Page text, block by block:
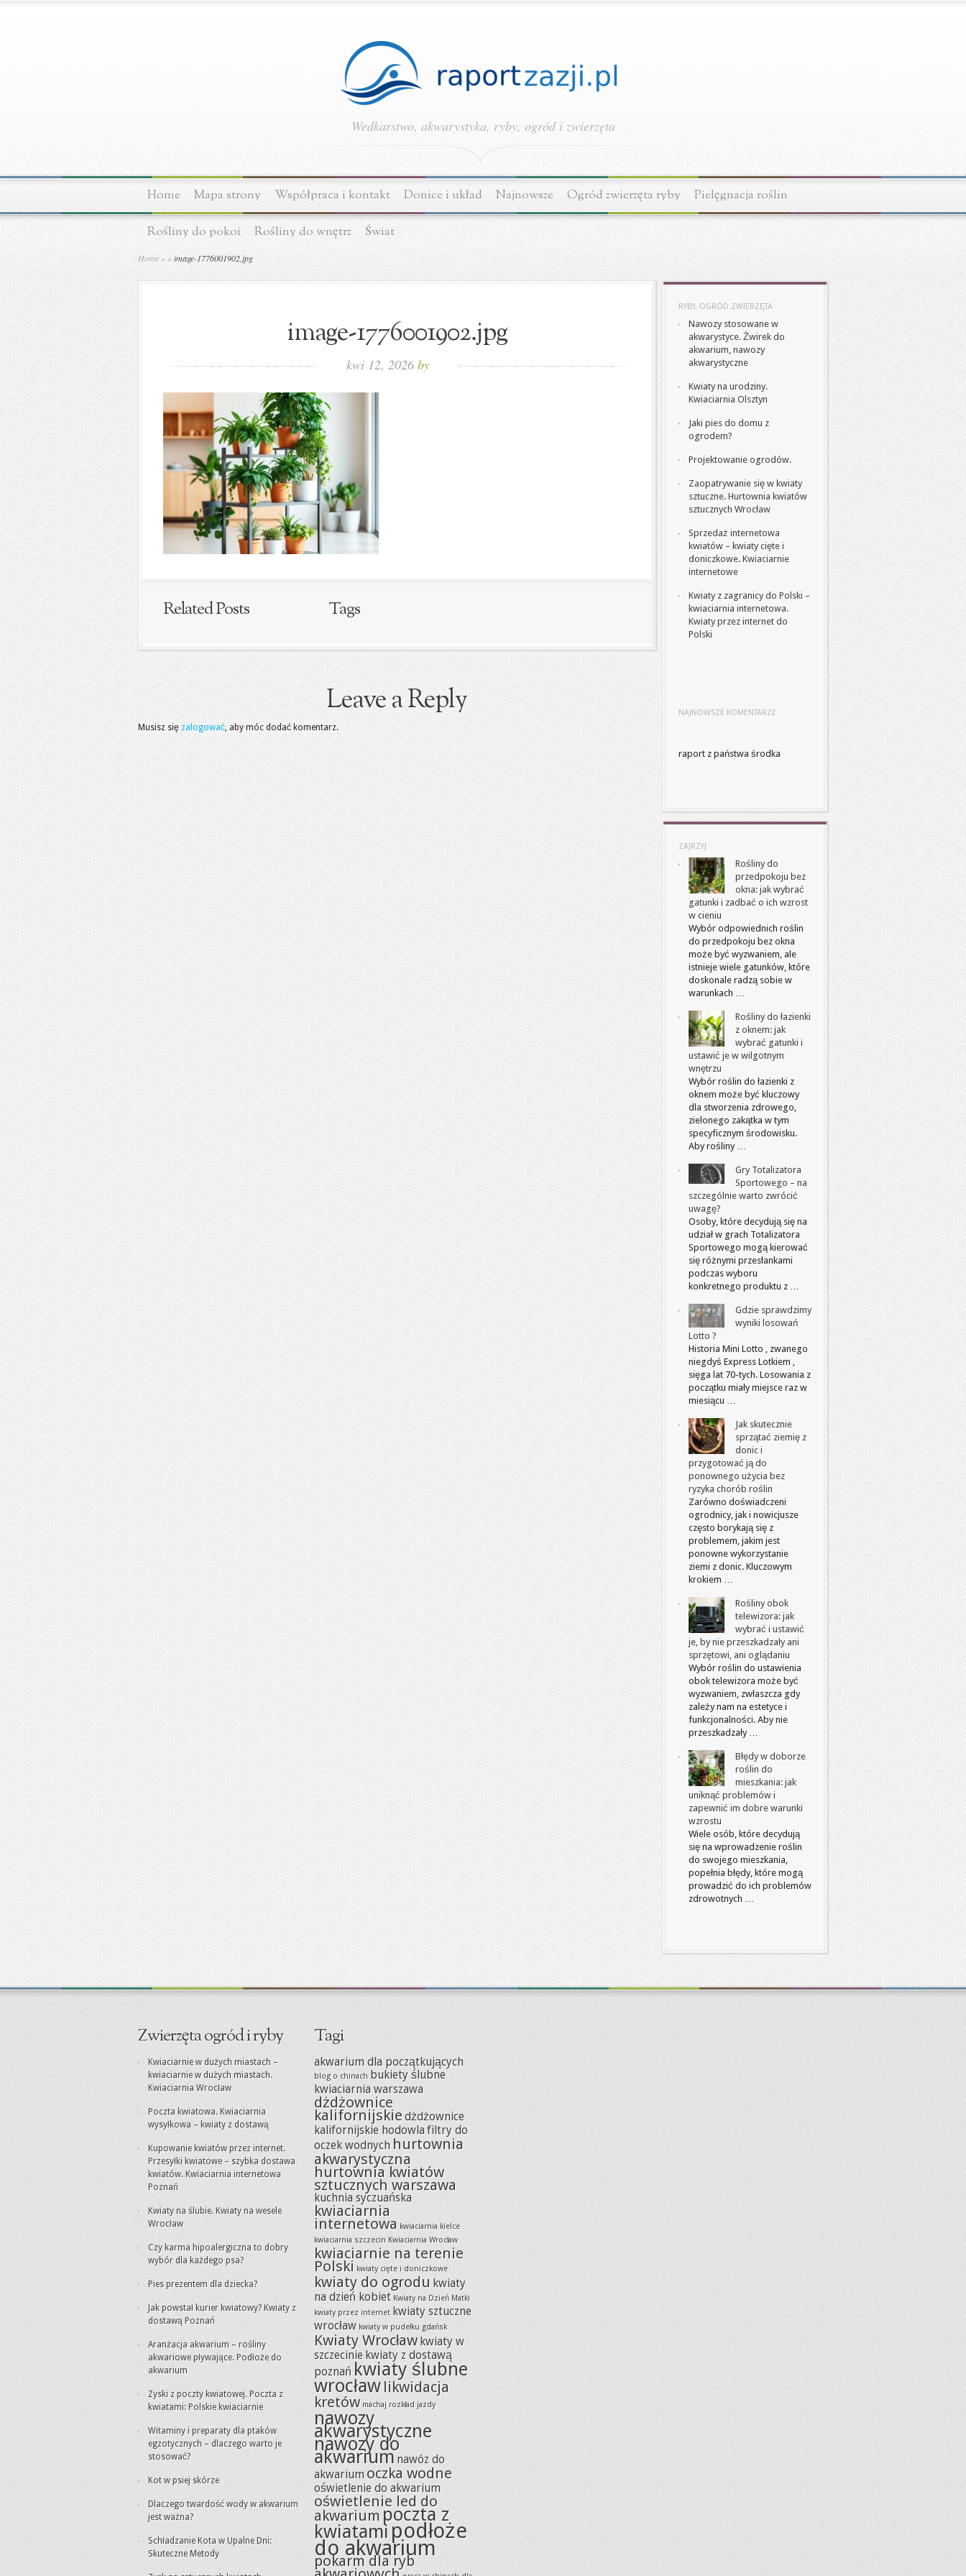
Wedkarstwo, akwarystyka, ryby, ogród i zwierzęta
Home Mapa strony Współpraca i kontakt Donice i układ Najnowsze Ogród zwierzęta ryby Pielęgnacja roślin
Rośliny do pokoi Rośliny do wnętrz Świat
Home » »image-1776001902.jpg
image-1776001902.jpg
kwi 12, 2026 by
Related Posts Tags
Leave a Reply
Musisz się zalogować, aby móc dodać komentarz.
RYBY, OGRÓD ZWIERZĘTA
Nawozy stosowane w
akwarystyce. Żwirek do
akwarium, nawozy
akwarystyczne
Kwiaty na urodziny.
Kwiaciarnia Olsztyn
Jaki pies do domu z
ogrodem?
Projektowanie ogrodów.
Zaopatrywanie się w kwiaty
sztuczne. Hurtownia kwiatów
sztucznych Wrocław
Sprzedaż internetowa
kwiatów – kwiaty cięte i
doniczkowe. Kwiaciarnie
internetowe
Kwiaty z zagranicy do Polski –
kwiaciarnia internetowa.
Kwiaty przez internet do
Polski
NAJNOWSZE KOMENTARZE
raport z państwa środka
ZAJRZYJ
Rośliny do
przedpokoju bez
okna: jak wybrać
gatunki i zadbać o ich wzrost
w cieniu
Wybór odpowiednich roślin
do przedpokoju bez okna
może być wyzwaniem, ale
istnieje wiele gatunków, które
doskonale radzą sobie w
warunkach …
Rośliny do łazienki
z oknem: jak
wybrać gatunki i
ustawić je w wilgotnym
wnętrzu
Wybór roślin do łazienki z
oknem może być kluczowy
dla stworzenia zdrowego,
zielonego zakątka w tym
specyficznym środowisku.
Aby rośliny …
Gry Totalizatora
Sportowego – na
szczególnie warto zwrócić
uwagę?
Osoby, które decydują się na
udział w grach Totalizatora
Sportowego mogą kierować
się różnymi przesłankami
podczas wyboru
konkretnego produktu z …
Gdzie sprawdzimy
wyniki losowań
Lotto ?
Historia Mini Lotto , zwanego
niegdyś Express Lotkiem ,
sięga lat 70-tych. Losowania z
początku miały miejsce raz w
miesiącu …
Jak skutecznie
sprzątać ziemię z
donic i
przygotować ją do
ponownego użycia bez
ryzyka chorób roślin
Zarówno doświadczeni
ogrodnicy, jak i nowicjusze
często borykają się z
problemem, jakim jest
ponowne wykorzystanie
ziemi z donic. Kluczowym
krokiem …
Rośliny obok
telewizora: jak
wybrać i ustawić
je, by nie przeszkadzały ani
sprzętowi, ani oglądaniu
Wybór roślin do ustawienia
obok telewizora może być
wyzwaniem, zwłaszcza gdy
zależy nam na estetyce i
funkcjonalności. Aby nie
przeszkadzały …
Błędy w doborze
roślin do
mieszkania: jak
uniknąć problemów i
zapewnić im dobre warunki
wzrostu
Wiele osób, które decydują
się na wprowadzenie roślin
do swojego mieszkania,
popełnia błędy, które mogą
prowadzić do ich problemów
zdrowotnych …
Zwierzęta ogród i ryby
Kwiaciarnie w dużych miastach –
kwiaciarnie w dużych miastach.
Kwiaciarnia Wrocław
Poczta kwiatowa. Kwiaciarnia
wysyłkowa – kwiaty z dostawą
Kupowanie kwiatów przez internet.
Przesyłki kwiatowe – szybka dostawa
kwiatów. Kwiaciarnia internetowa
Poznań
Kwiaty na ślubie. Kwiaty na wesele
Wrocław
Czy karma hipoalergiczna to dobry
wybór dla każdego psa?
Pies prezentem dla dziecka?
Jak powstał kurier kwiatowy? Kwiaty z
dostawą Poznań
Aranżacja akwarium – rośliny
akwariowe pływające. Podłoże do
akwarium
Zyski z poczty kwiatowej. Poczta z
kwiatami: Polskie kwiaciarnie
Witaminy i preparaty dla ptaków
egzotycznych – dlaczego warto je
stosować?
Kot w psiej skórze
Dlaczego twardość wody w akwarium
jest ważna?
Schładzanie Kota w Upalne Dni:
Skuteczne Metody
Tagi
akwarium dla początkujących
blog o chinach bukiety ślubne
kwiaciarnia warszawa
dżdżownice
kalifornijskiedżdżownice
kalifornijskie hodowla filtry do
oczek wodnych hurtownia
akwarystyczna
hurtownia kwiatów
sztucznych warszawa
kuchnia syczuańska
kwiaciarnia
internetowa kwiaciarnia kielce
kwiaciarnia szczecin Kwiaciarnia Wrocław
kwiaciarnie na terenie
Polski kwiaty cięte i doniczkowe
kwiaty do ogrodu kwiaty
na dzień kobiet Kwiaty na Dzień Matki
kwiaty przez internet kwiaty sztuczne
wrocław kwiaty w pudełku gdańsk
Kwiaty Wrocław kwiaty w
szczecinie kwiaty z dostawą
poznań kwiaty ślubne
wrocław likwidacja
kretów machaj rozkład jazdy
nawozy
akwarystyczne
nawozy do
akwarium nawóz do
akwarium oczka wodne
oświetlenie do akwarium
oświetlenie led do
akwarium poczta z
kwiatami podłoże
do akwarium
pokarm dla ryb